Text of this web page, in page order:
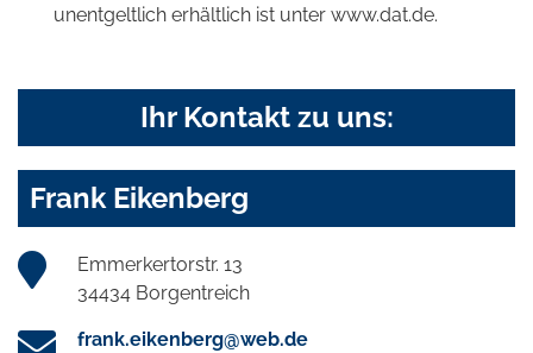
unentgeltlich erhältlich ist unter www.dat.de.
Ihr Kontakt zu uns:
Frank Eikenberg
Emmerkertorstr. 13
34434 Borgentreich
frank.eikenberg@web.de